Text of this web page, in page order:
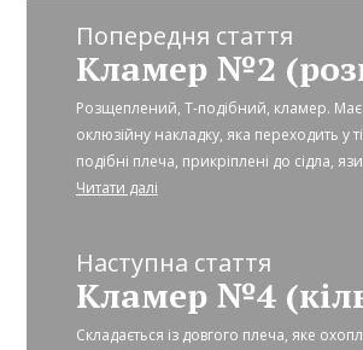
Попередня стаття
Розщеплений, Т-подібний, кламер. Має
оклюзійну накладку, яка переходить у
подібні плеча, прикріплені до сідла,
Читати далі
Наступна стаття
Складається із довгого плеча, яке